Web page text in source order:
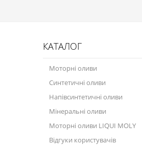
Сервісні продукти
Обладнання
Догляд за кондиціонером
Клеї і герметики
КАТАЛОГ
Моторні оливи
Синтетичні оливи
Напівсинтетичні оливи
Мінеральні оливи
Моторні оливи LIQUI MOLY
Відгуки користувачів